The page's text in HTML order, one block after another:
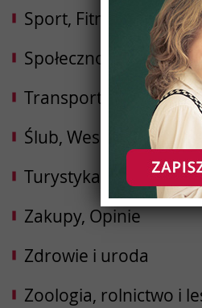
Sport, Fitness,
Społeczności
Transport i Logistyka
Ślub, Wesele
Turystyka, Podróże,
Zakupy, Opinie
Zdrowie i uroda
Zoologia, rolnictwo i